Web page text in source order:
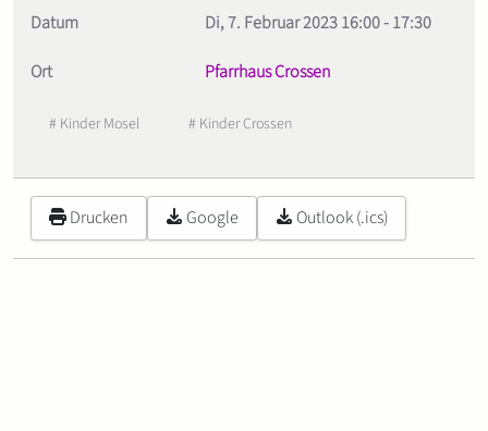
Datum Di, 7. Februar 202316:00-17:30
Ort Pfarrhaus Crossen
# Kinder Mosel # Kinder Crossen
Drucken Google Outlook (.ics)